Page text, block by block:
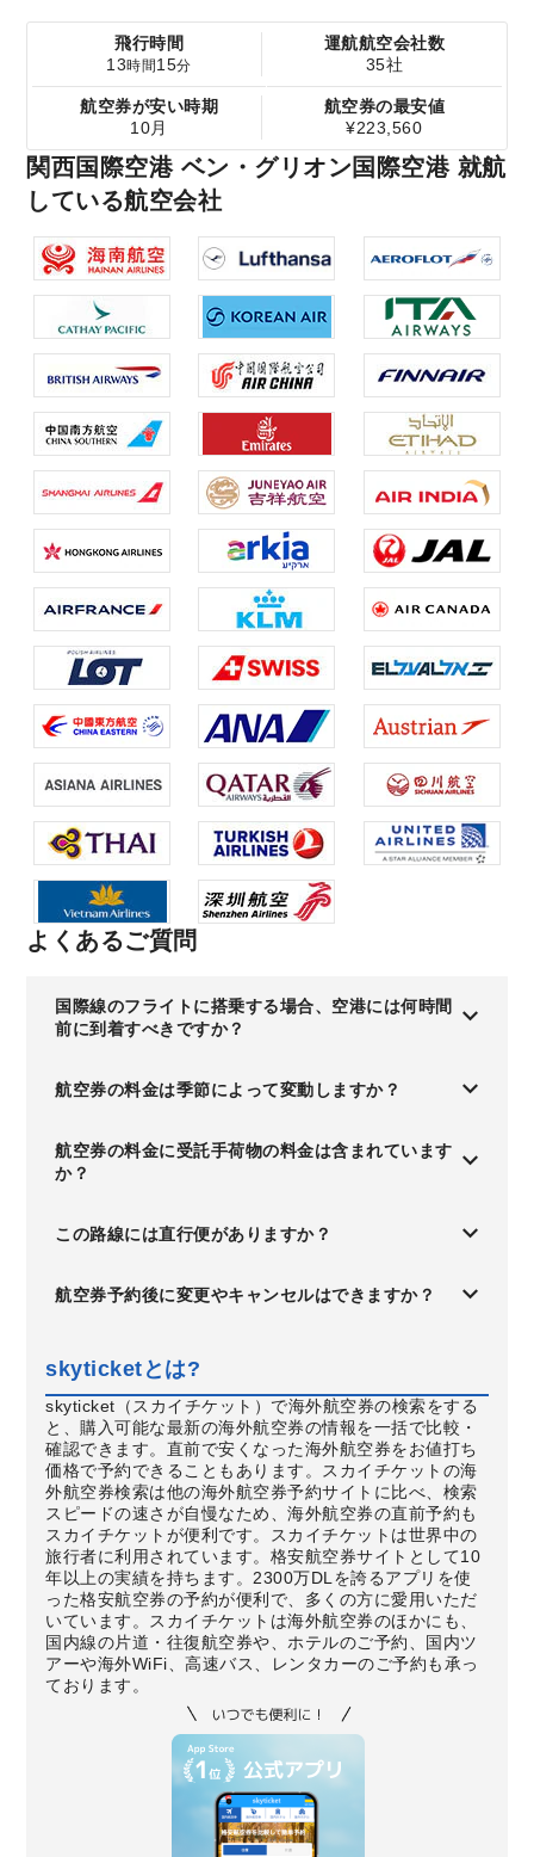
飛行時間
13時間15分
運航航空会社数
35社
航空券が安い時期
10月
航空券の最安値
¥223,560
関西国際空港 ベン・グリオン国際空港 就航
している航空会社
よくあるご質問
国際線のフライトに搭乗する場合、空港には何時間
前に到着すべきですか？
航空券の料金は季節によって変動しますか？
航空券の料金に受託手荷物の料金は含まれています
か？
この路線には直行便がありますか？
航空券予約後に変更やキャンセルはできますか？
skyticketとは?
skyticket（スカイチケット）で海外航空券の検索をする
と、購入可能な最新の海外航空券の情報を一括で比較・
確認できます。直前で安くなった海外航空券をお値打ち
価格で予約できることもあります。スカイチケットの海
外航空券検索は他の海外航空券予約サイトに比べ、検索
スピードの速さが自慢なため、海外航空券の直前予約も
スカイチケットが便利です。スカイチケットは世界中の
旅行者に利用されています。格安航空券サイトとして10
年以上の実績を持ちます。2300万DLを誇るアプリを使
った格安航空券の予約が便利で、多くの方に愛用いただ
いています。スカイチケットは海外航空券のほかにも、
国内線の片道・往復航空券や、ホテルのご予約、国内ツ
アーや海外WiFi、高速バス、レンタカーのご予約も承っ
ております。